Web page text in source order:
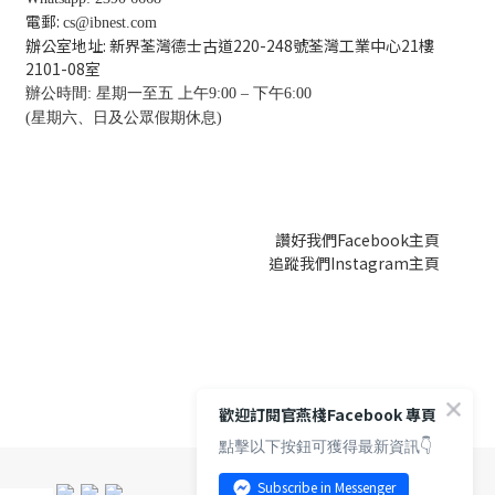
電郵: cs@ibnest.com
辦公室地址: 新界荃灣德士古道220-248號荃灣工業中心21樓
2101-08室
辦公時間: 星期一至五 上午9:00 – 下午6:00
(星期六、日及公眾假期休息)
讚好我們Facebook主頁
追蹤我們Instagram主頁
歡迎訂閱官燕棧Facebook 專頁
點擊以下按鈕可獲得最新資訊👇
Subscribe in Messenger